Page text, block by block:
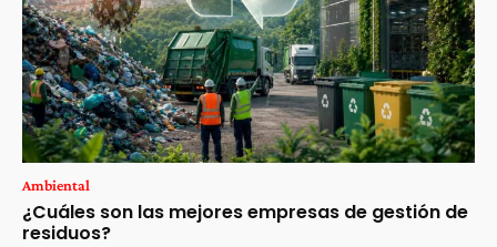
Ambiental
¿Cuáles son las mejores empresas de gestión de
residuos?